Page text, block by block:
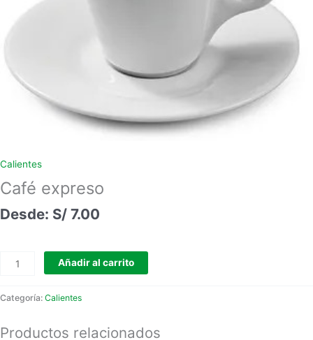
Calientes
Café expreso
S/ 7.00
Añadir al carrito
Categoría: Calientes
Productos relacionados